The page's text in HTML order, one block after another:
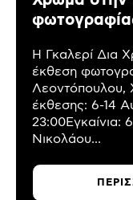
Η Γκαλερί Δια
έκθεση
Λεοντόπουλου,
έκθεσης: 6-14
Νικολάου...